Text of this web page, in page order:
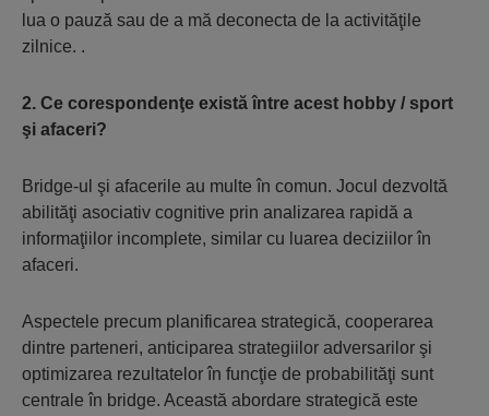
lua o pauză sau de a mă deconecta de la activităţile
zilnice. .
2. Ce corespondenţe există între acest hobby / sport
şi afaceri?
Bridge-ul şi afacerile au multe în comun. Jocul dezvoltă
abilităţi asociativ cognitive prin analizarea rapidă a
informaţiilor incomplete, similar cu luarea deciziilor în
afaceri.
Aspectele precum planificarea strategică, cooperarea
dintre parteneri, anticiparea strategiilor adversarilor şi
optimizarea rezultatelor în funcţie de probabilităţi sunt
centrale în bridge. Această abordare strategică este